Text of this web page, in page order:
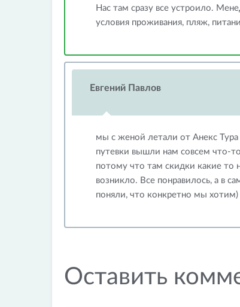
Нас там сразу все устроило.
условия проживания, пляж,
Евгений Павлов
мы с женой летали от Анекс Тура
путевки вышли нам совсем что-
потому что там скидки какие то
возникло. Все понравилось, а в
поняли, что конкретно мы хотим)
Оставить